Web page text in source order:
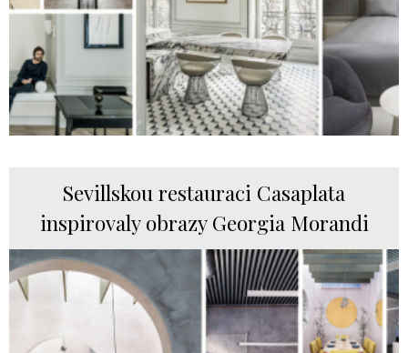
Sevillskou restauraci Casaplata
inspirovaly obrazy Georgia Morandi